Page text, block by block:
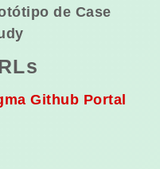
de Case
Github Portal